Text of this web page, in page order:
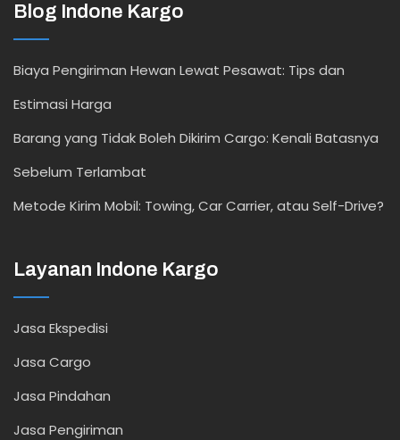
Blog Indone Kargo
Biaya Pengiriman Hewan Lewat Pesawat: Tips dan
Estimasi Harga
Barang yang Tidak Boleh Dikirim Cargo: Kenali Batasnya
Sebelum Terlambat
Metode Kirim Mobil: Towing, Car Carrier, atau Self-Drive?
Layanan Indone Kargo
Jasa Ekspedisi
Jasa Cargo
Jasa Pindahan
Jasa Pengiriman